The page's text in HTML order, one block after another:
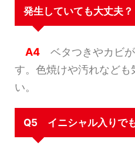
発生していても大丈夫？
A4 ベタつきやカビ
す。色焼けや汚れなども
い。
Q5 イニシャル入りで